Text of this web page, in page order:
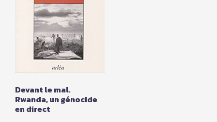
Devant le mal.
Rwanda, un génocide
en direct